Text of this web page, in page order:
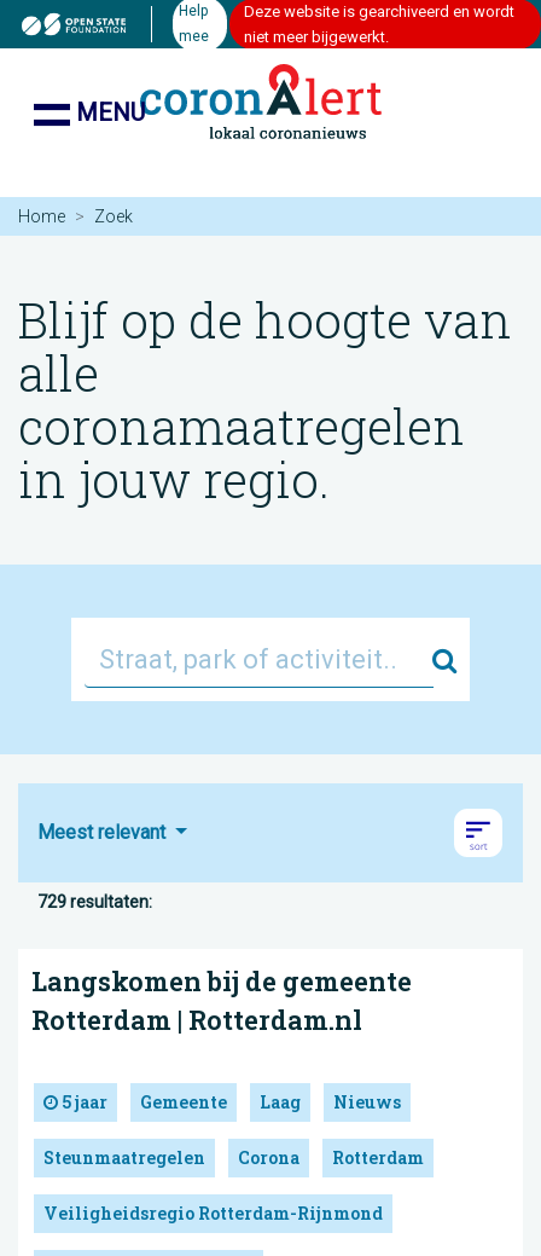
Help
mee
Deze website is gearchiveerd en wordt
niet meer bijgewerkt.
MENU
Home Zoek
Blijf op de hoogte van
alle
coronamaatregelen
in jouw regio.
Zoek
Meest relevant
729 resultaten:
Langskomen bij de gemeente
Rotterdam | Rotterdam.nl
5 jaar Gemeente Laag Nieuws
Steunmaatregelen Corona Rotterdam
Veiligheidsregio Rotterdam-Rijnmond